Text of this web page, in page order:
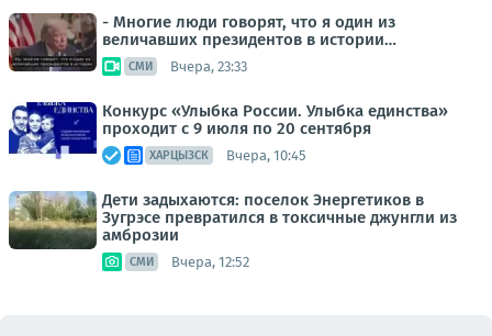
- Многие люди говорят, что я один из
величавших президентов в истории…
СМИ Вчера, 23:33
Конкурс «Улыбка России. Улыбка единства»
проходит с 9 июля по 20 сентября
ХАРЦЫЗСК Вчера, 10:45
Дети задыхаются: поселок Энергетиков в
Зугрэсе превратился в токсичные джунгли из
амброзии
СМИ Вчера, 12:52